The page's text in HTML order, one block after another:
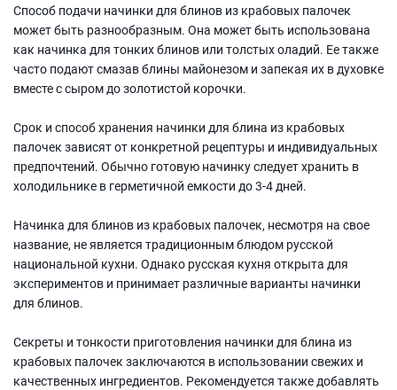
Способ подачи начинки для блинов из крабовых палочек
может быть разнообразным. Она может быть использована
как начинка для тонких блинов или толстых оладий. Ее также
часто подают смазав блины майонезом и запекая их в духовке
вместе с сыром до золотистой корочки.
Срок и способ хранения начинки для блина из крабовых
палочек зависят от конкретной рецептуры и индивидуальных
предпочтений. Обычно готовую начинку следует хранить в
холодильнике в герметичной емкости до 3-4 дней.
Начинка для блинов из крабовых палочек, несмотря на свое
название, не является традиционным блюдом русской
национальной кухни. Однако русская кухня открыта для
экспериментов и принимает различные варианты начинки
для блинов.
Секреты и тонкости приготовления начинки для блина из
крабовых палочек заключаются в использовании свежих и
качественных ингредиентов. Рекомендуется также добавлять